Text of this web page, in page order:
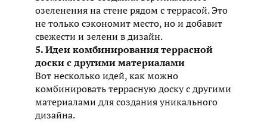
озеленения на стене рядом с террасой. Это
не только сэкономит место, но и добавит
свежести и зелени в дизайн.
5. Идеи комбинирования террасной
доски с другими материалами
Вот несколько идей, как можно
комбинировать террасную доску с другими
материалами для создания уникального
дизайна.